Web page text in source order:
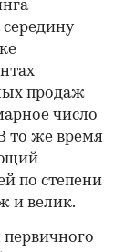
продаж
число
то же время
по степени
и велик.